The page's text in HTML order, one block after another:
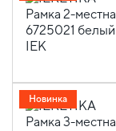
Новинка